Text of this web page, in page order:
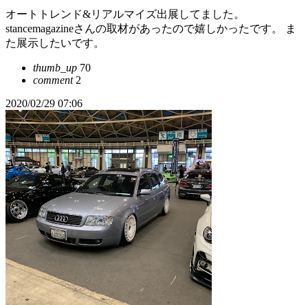
オートトレンド&リアルマイズ出展してました。
stancemagazineさんの取材があったので嬉しかったです。 ま
た展示したいです。
thumb_up 70
comment2
2020/02/29 07:06